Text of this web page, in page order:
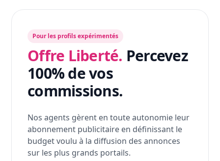
Pour les profils expérimentés
Offre Liberté. Percevez
100% de vos
commissions.
Nos agents gèrent en toute autonomie leur
abonnement publicitaire en définissant le
budget voulu à la diffusion des annonces
sur les plus grands portails.